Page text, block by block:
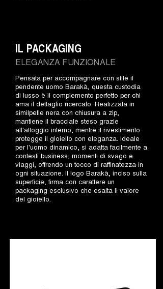
ELEGANZA FUNZIONALE
IL PACKAGING
Pensata per accompagnare con stile il
pendente uomo Barakà, questa custodia
di lusso è il complemento perfetto per chi
ama il dettaglio ricercato. Realizzata in
similpelle nera con chiusura a zip,
mantiene il bracciale steso grazie
all'alloggio interno, mentre il rivestimento
protegge il gioiello con eleganza. Ideale
per l'uomo dinamico, si adatta facilmente a
contesti business, momenti di svago e
viaggi, offrendo un tocco di raffinatezza in
ogni situazione. Il logo Barakà, inciso sulla
superficie, firma con carattere un
packaging esclusivo che esalta il valore
del gioiello.